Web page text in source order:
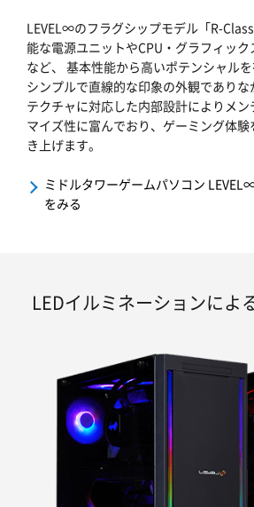
LEVEL∞のフラグシップモデル「R-
能な電源ユニットやCPU・グラフィッ
など、 基本性能から高いポテンシャルを
シンプルで直線的な印象の外観であり
テクチャに対応した内部設計によりメ
マイズ性に富んでおり、ゲーミング体
き上げます。
ミドルタワーゲームパソコン
をみる
LEDイルミネーションによ